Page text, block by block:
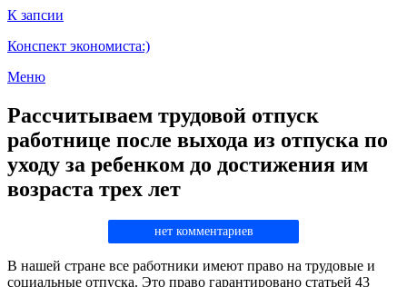
К запсии
Конспект экономиста:)
Меню
Рассчитываем трудовой отпуск
работнице после выхода из отпуска по
уходу за ребенком до достижения им
возраста трех лет
нет комментариев
В нашей стране все работники имеют право на трудовые и
социальные отпуска. Это право гарантировано статьей 43